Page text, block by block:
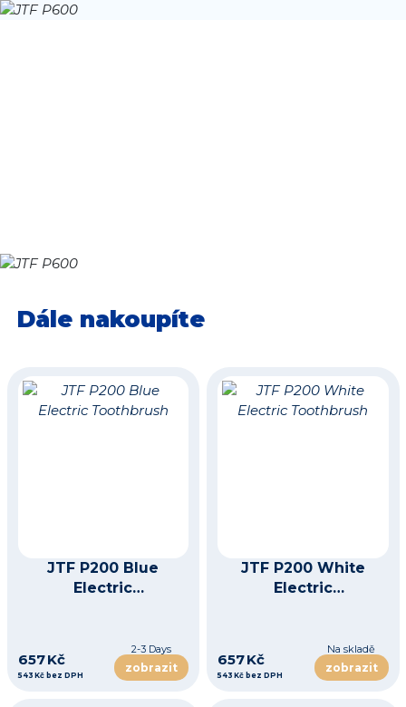
Dále nakoupíte
JTF P200 Blue
Electric
657 Kč
543 Kč bez DPH
2-3 Days
zobrazit
JTF P200 White
Electric
657 Kč
543 Kč bez DPH
Na skladě
zobrazit